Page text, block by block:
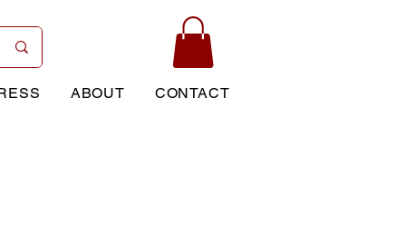
ABOUT CONTACT